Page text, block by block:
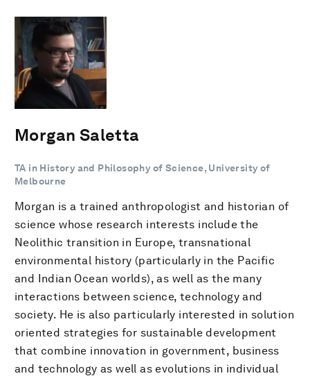
Morgan Saletta
TA in History and Philosophy of Science, University of
Melbourne
Morgan is a trained anthropologist and historian of
science whose research interests include the
Neolithic transition in Europe, transnational
environmental history (particularly in the Pacific
and Indian Ocean worlds), as well as the many
interactions between science, technology and
society. He is also particularly interested in solution
oriented strategies for sustainable development
that combine innovation in government, business
and technology as well as evolutions in individual